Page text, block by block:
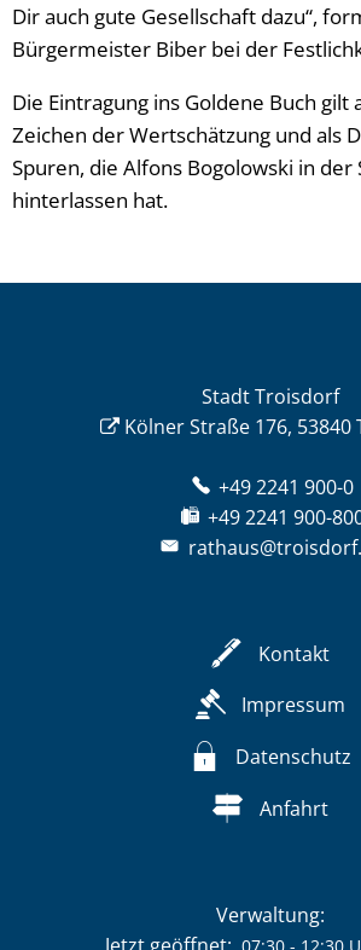
Dir auch gute Gesellschaft dazu“,
Bürgermeister Biber bei der
Die Eintragung ins Goldene Buch gilt
Zeichen der Wertschätzung und als
Spuren, die Alfons Bogolowski in
hinterlassen hat.
Stadt Troisdorf
Kölner Straße 176,
+49 2241 900-0
+49 2241 900-
Kontakt
Impressum
Datenschutz
Anfahrt
Verwaltung: